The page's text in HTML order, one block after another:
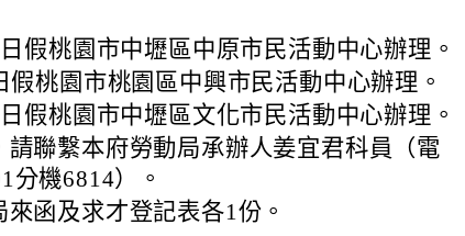
假桃園市中壢區中原市民活動中心辦理。
假桃園市桃園區中興市民活動中心辦理。
假桃園市中壢區文化市民活動中心辦理。
請聯繫本府勞動局承辦人姜宜君科員（電
分機6814）。
函及求才登記表各1份。